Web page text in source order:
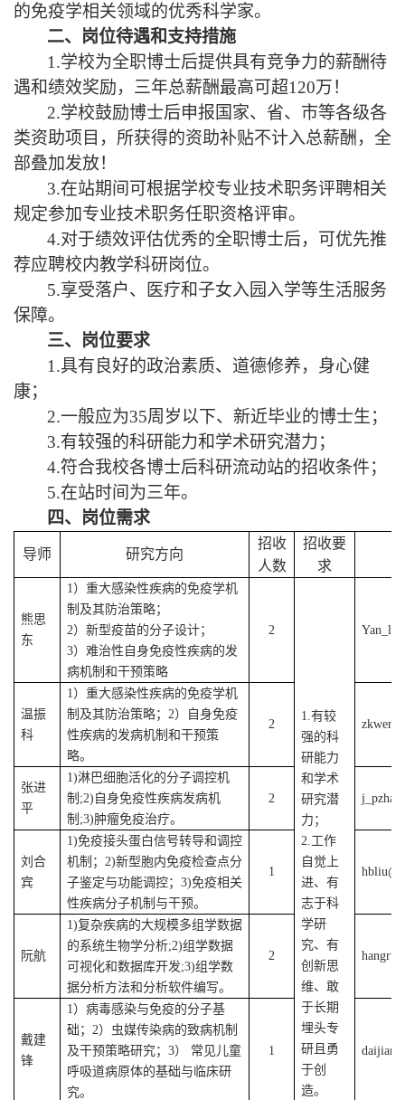
的免疫学相关领域的优秀科学家。
二、岗位待遇和支持措施
1.学校为全职博士后提供具有竞争力的薪酬待
遇和绩效奖励，三年总薪酬最高可超120万！
2.学校鼓励博士后申报国家、省、市等各级各
类资助项目，所获得的资助补贴不计入总薪酬，全
部叠加发放！
3.在站期间可根据学校专业技术职务评聘相关
规定参加专业技术职务任职资格评审。
4.对于绩效评估优秀的全职博士后，可优先推
荐应聘校内教学科研岗位。
5.享受落户、医疗和子女入园入学等生活服务
保障。
三、岗位要求
1.具有 良好的政治素质、道德修养， 身心健
康；
2.一般应为35周岁以下、新近毕业的博士生；
3.有较强的科研能力和学术研究潜力；
4.符合我校各博士后科研流动站的招收条件；
5.在站时间为三年。
四、岗位需求
导师 研究方向
招收
人数
招收要
求
熊思
东
1）重大感染性疾病的免疫学机
制及其防治策略；
2）新型疫苗的分子设计；
3）难治性自身免疫性疾病的发
病机制和干预策略
2
1 .有较
强的科
研能力
和学术
研究潜
力；
2 .工作
自觉上
进、有
志于科
学研
究、有
创新思
维、敢
于长期
埋头专
研且勇
于创
造。
Yan
温振
科
1） 重大感染性疾病的免疫学机
制及其防治策略； 2）
自身免疫
性疾病的发病机制和干预策
略。
2
张进
平
1)淋巴细胞活化的分子调控机
制 ;2) 自身免疫性疾病发病机
制 ;3)肿瘤免疫治疗。
2
刘合
宾
1)免疫接头蛋白信号转导和调控
机制；2)新型胞内免疫检查点分
子鉴定与功能调控；3)免疫相关
性疾病分子机制与干预。
1
阮航
1)复杂疾病的大规模多组学数据
的系统生物学分析;2)组学数据
可视化和数据库开发;3)组学数
据分析方法和分析软件编写。
2
戴建
锋
1）病毒感染与免疫的分子基
础；2）虫媒传染病的致病机制
及干预策略研究；3） 常见儿童
呼吸道病原体的基础与临床研
究。
1